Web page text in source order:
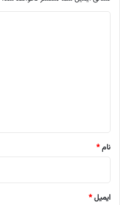
نام*
ایمیل*